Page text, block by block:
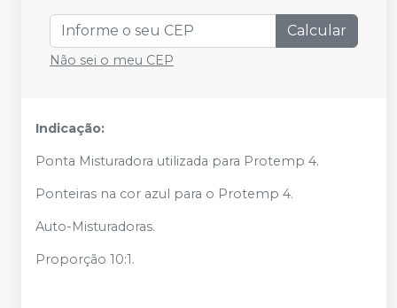
Calcular
Não sei o meu CEP
Indicação:
Ponta Misturadora utilizada para Protemp 4.
Ponteiras na cor azul para o Protemp 4.
Auto-Misturadoras.
Proporção 10:1.